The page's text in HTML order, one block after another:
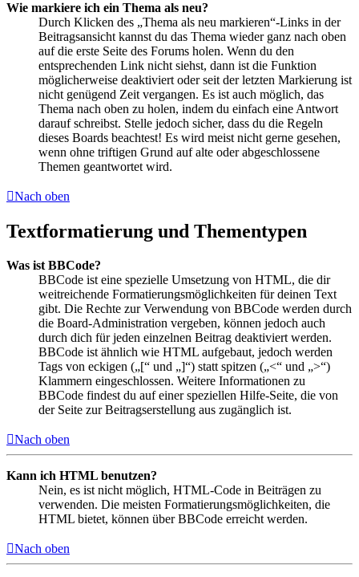
Wie markiere ich ein Thema als neu?
Durch Klicken des „Thema als neu markieren“-Links in der
Beitragsansicht kannst du das Thema wieder ganz nach oben
auf die erste Seite des Forums holen. Wenn du den
entsprechenden Link nicht siehst, dann ist die Funktion
möglicherweise deaktiviert oder seit der letzten Markierung ist
nicht genügend Zeit vergangen. Es ist auch möglich, das
Thema nach oben zu holen, indem du einfach eine Antwort
darauf schreibst. Stelle jedoch sicher, dass du die Regeln
dieses Boards beachtest! Es wird meist nicht gerne gesehen,
wenn ohne triftigen Grund auf alte oder abgeschlossene
Themen geantwortet wird.
Nach oben
Textformatierung und Thementypen
Was ist BBCode?
BBCode ist eine spezielle Umsetzung von HTML, die dir
weitreichende Formatierungsmöglichkeiten für deinen Text
gibt. Die Rechte zur Verwendung von BBCode werden durch
die Board-Administration vergeben, können jedoch auch
durch dich für jeden einzelnen Beitrag deaktiviert werden.
BBCode ist ähnlich wie HTML aufgebaut, jedoch werden
Tags von eckigen („[“ und „]“) statt spitzen („<“ und „>“)
Klammern eingeschlossen. Weitere Informationen zu
BBCode findest du auf einer speziellen Hilfe-Seite, die von
der Seite zur Beitragserstellung aus zugänglich ist.
Nach oben
Kann ich HTML benutzen?
Nein, es ist nicht möglich, HTML-Code in Beiträgen zu
verwenden. Die meisten Formatierungsmöglichkeiten, die
HTML bietet, können über BBCode erreicht werden.
Nach oben